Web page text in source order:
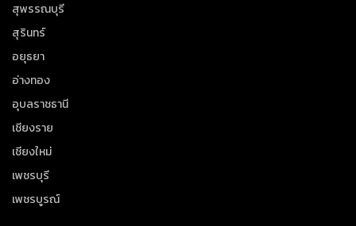
สุพรรณบุรี
สุรินทร์
อยุธยา
อ่างทอง
อุบลราชธานี
เชียงราย
เชียงใหม่
เพชรบุรี
เพชรบูรณ์